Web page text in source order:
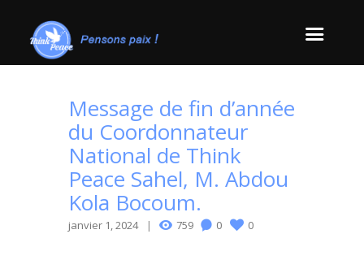
Message de fin d’année
du Coordonnateur
National de Think
Peace Sahel, M. Abdou
Kola Bocoum.
janvier 1, 2024 759 0 0